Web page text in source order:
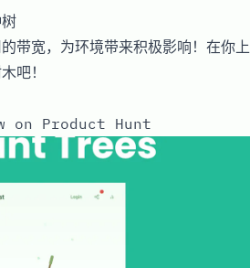
带宽，为环境带来积极影响！在你上
吧！
on Product Hunt